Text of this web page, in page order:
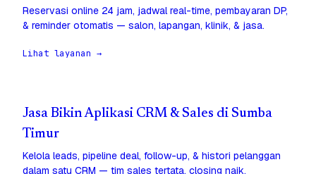
Reservasi online 24 jam, jadwal real-time, pembayaran DP,
& reminder otomatis — salon, lapangan, klinik, & jasa.
Lihat layanan →
Jasa Bikin Aplikasi CRM & Sales di Sumba
Timur
Kelola leads, pipeline deal, follow-up, & histori pelanggan
dalam satu CRM — tim sales tertata, closing naik.